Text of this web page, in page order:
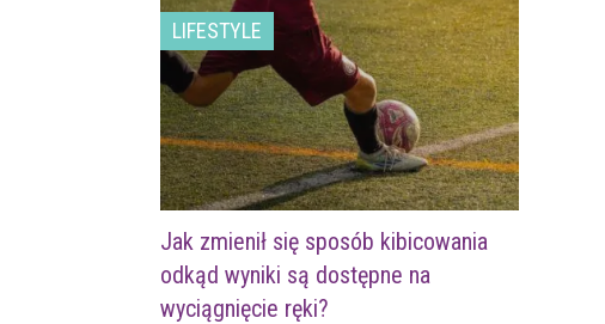
LIFESTYLE
Jak zmienił się sposób kibicowania
odkąd wyniki są dostępne na
wyciągnięcie ręki?